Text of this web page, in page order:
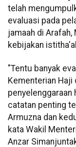
telah
evaluasi pada
jamaah di
kebijakan
"Tentu banyak
Kementerian Haji
penyelenggaraan
catatan penting
Armuzna dan
kata Wakil
Anzar